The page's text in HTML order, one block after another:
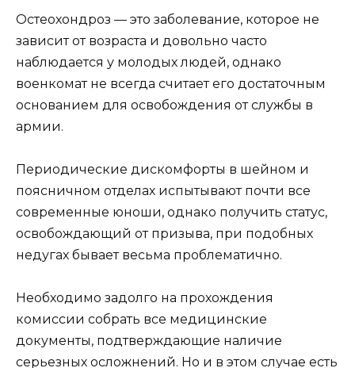
Остеохондроз — это заболевание, которое не
зависит от возраста и довольно часто
наблюдается у молодых людей, однако
военкомат не всегда считает его достаточным
основанием для освобождения от службы в
армии.
Периодические дискомфорты в шейном и
поясничном отделах испытывают почти все
современные юноши, однако получить статус,
освобождающий от призыва, при подобных
недугах бывает весьма проблематично.
Необходимо задолго на прохождения
комиссии собрать все медицинские
документы, подтверждающие наличие
серьезных осложнений. Но и в этом случае есть